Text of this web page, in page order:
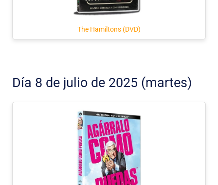
The Hamiltons (DVD)
Día 8 de julio de 2025 (martes)